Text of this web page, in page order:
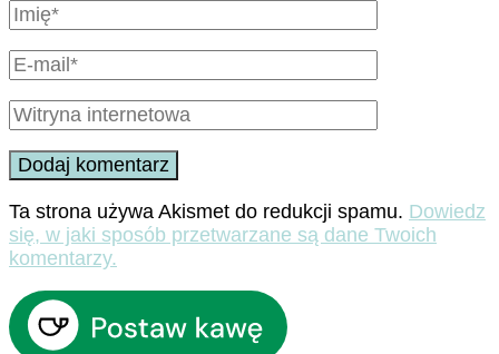
Ta strona używa Akismet do redukcji spamu. Dowiedz
się, w jaki sposób przetwarzane są dane Twoich
komentarzy.